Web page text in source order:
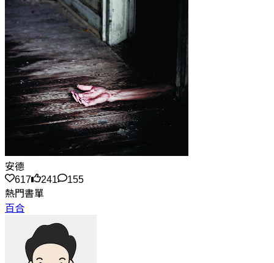
安德
617
241
155
熱門書單
百合